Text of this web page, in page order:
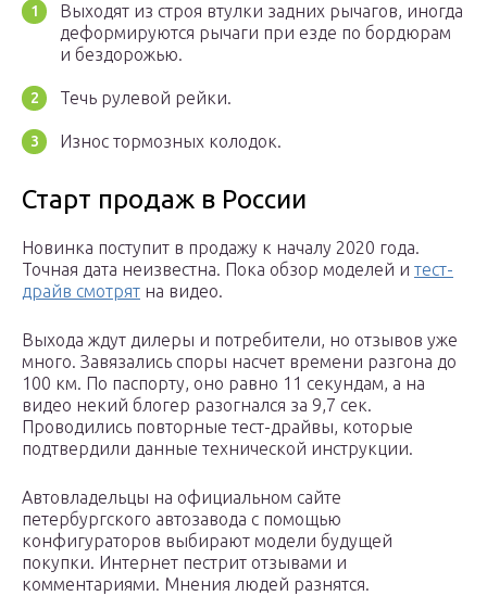
Выходят из строя втулки задних рычагов, иногда
деформируются рычаги при езде по бордюрам
и бездорожью.
Течь рулевой рейки.
Износ тормозных колодок.
Старт продаж в России
Новинка поступит в продажу к началу 2020 года.
Точная дата неизвестна. Пока обзор моделей и тест-
драйв смотрят на видео.
Выхода ждут дилеры и потребители, но отзывов уже
много. Завязались споры насчет времени разгона до
100 км. По паспорту, оно равно 11 секундам, а на
видео некий блогер разогнался за 9,7 сек.
Проводились повторные тест-драйвы, которые
подтвердили данные технической инструкции.
Автовладельцы на официальном сайте
петербургского автозавода с помощью
конфигураторов выбирают модели будущей
покупки. Интернет пестрит отзывами и
комментариями. Мнения людей разнятся.